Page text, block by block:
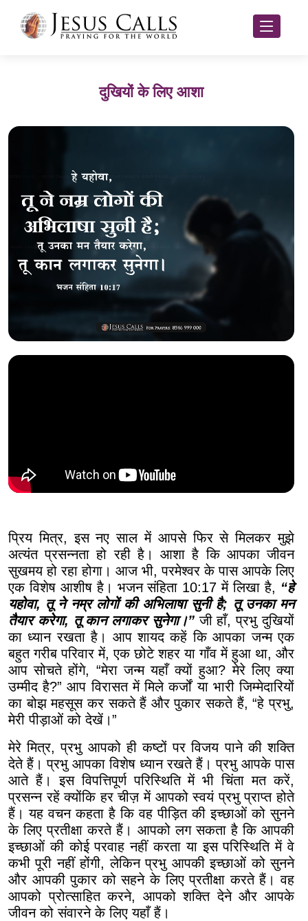
दुखियों के लिए आशा
प्रिय मित्र, इस नए साल में आपसे फिर से मिलकर मुझे
अत्यंत प्रसन्नता हो रही है। आशा है कि आपका जीवन
सुखमय हो रहा होगा। आज भी, परमेश्वर के पास आपके लिए
एक विशेष आशीष है। भजन संहिता 10:17 में लिखा है, “हे
यहोवा, तू ने नम्र लोगों की अभिलाषा सुनी है; तू उनका मन
तैयार करेगा, तू कान लगाकर सुनेगा।”जी हाँ, प्रभु दुखियों
का ध्यान रखता है। आप शायद कहें कि आपका जन्म एक
बहुत गरीब परिवार में, एक छोटे शहर या गाँव में हुआ था, और
आप सोचते होंगे, “मेरा जन्म यहाँ क्यों हुआ? मेरे लिए क्या
उम्मीद है?” आप विरासत में मिले कर्जों या भारी जिम्मेदारियों
का बोझ महसूस कर सकते हैं और पुकार सकते हैं, “हे प्रभु,
मेरी पीड़ाओं को देखें।”
मेरे मित्र, प्रभु आपको ही कष्टों पर विजय पाने की शक्ति
देते हैं। प्रभु आपका विशेष ध्यान रखते हैं। प्रभु आपके पास
आते हैं। इस विपत्तिपूर्ण परिस्थिति में भी चिंता मत करें,
प्रसन्न रहें क्योंकि हर चीज़ में आपको स्वयं प्रभु प्राप्त होते
हैं। यह वचन कहता है कि वह पीड़ित की इच्छाओं को सुनने
के लिए प्रतीक्षा करते हैं। आपको लग सकता है कि आपकी
इच्छाओं की कोई परवाह नहीं करता या इस परिस्थिति में वे
कभी पूरी नहीं होंगी, लेकिन प्रभु आपकी इच्छाओं को सुनने
और आपकी पुकार को सहने के लिए प्रतीक्षा करते हैं। वह
आपको प्रोत्साहित करने, आपको शक्ति देने और आपके
जीवन को संवारने के लिए यहाँ हैं।